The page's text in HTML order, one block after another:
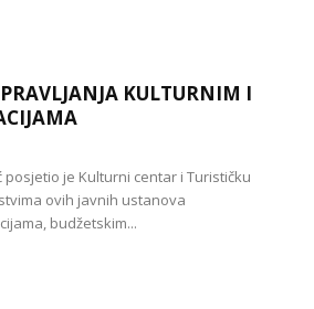
KULTURNIM I
je Kulturni centar i Turističku
ovih javnih ustanova
budžetskim...